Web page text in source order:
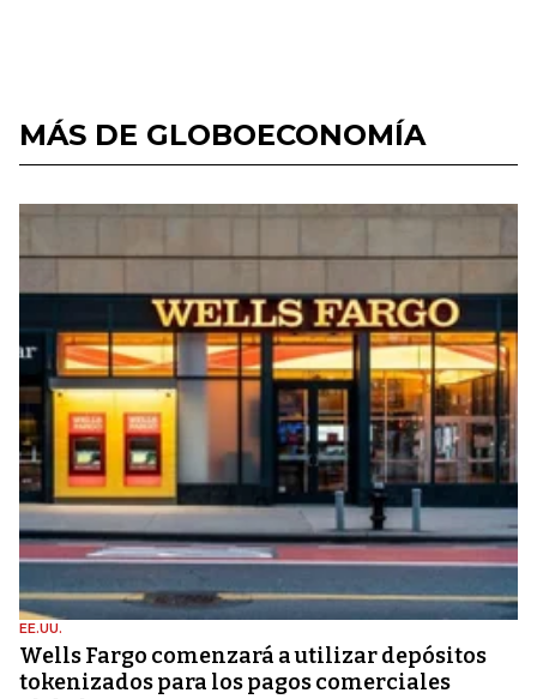
MÁS DE GLOBOECONOMÍA
EE.UU.
Wells Fargo comenzará a utilizar depósitos
tokenizados para los pagos comerciales